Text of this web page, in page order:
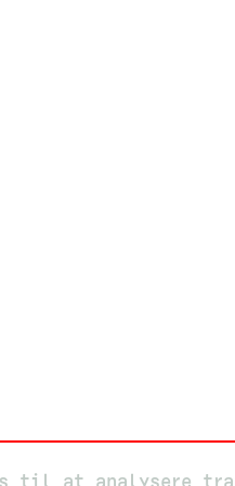
til at analysere